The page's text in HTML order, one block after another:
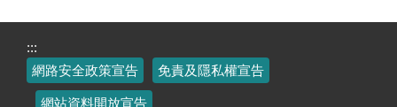
:::
網路安全政策宣告
免責及隱私權宣告
網站資料開放宣告